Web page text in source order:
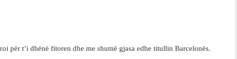
për t’i dhënë fitoren dhe me shumë gjasa edhe titullin Barcelonës.